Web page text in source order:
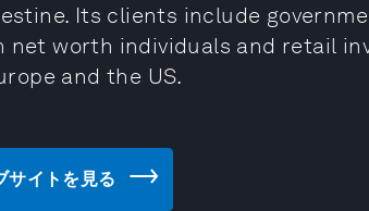
Its clients include
worth individuals and retail
and the US.
サイトを見る